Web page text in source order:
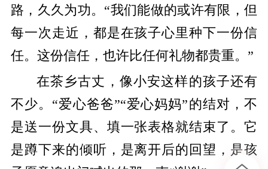
路，久久为功。“我们能做的或许有限，但
每一次走近，都是在孩子心里种下一份信
任。这份信任，也许比任何礼物都贵重。”
在茶乡古丈，像小安这样的孩子还有
不少。“爱心爸爸”“爱心妈妈”的结对，不
是送一份文具、填一张表格就结束了。它
是蹲下来的倾听，是离开后的回望，是孩